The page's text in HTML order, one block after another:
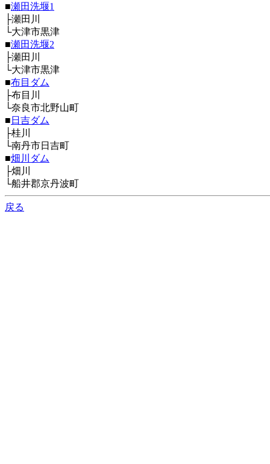
■瀬田洗堰1
├瀬田川
└大津市黒津
■瀬田洗堰2
├瀬田川
└大津市黒津
■布目ダム
├布目川
└奈良市北野山町
■ 日吉ダム
├桂川
└南丹市日吉町
■畑川ダム
├畑川
└船井郡京丹波町
戻る